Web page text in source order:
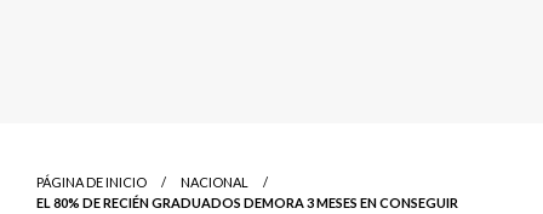
PÁGINA DE INICIO
NACIONAL
EL 80% DE RECIÉN GRADUADOS DEMORA 3 MESES EN CONSEGUIR